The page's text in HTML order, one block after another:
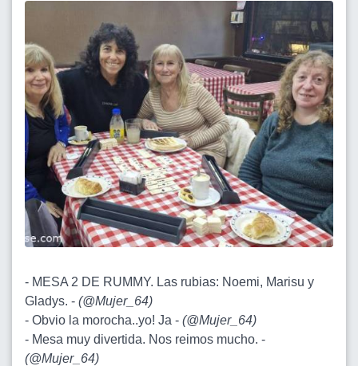
- MESA 2 DE RUMMY. Las rubias: Noemi, Marisu y
Gladys. - (@Mujer_64)
- Obvio la morocha..yo! Ja - (@Mujer_64)
- Mesa muy divertida. Nos reimos mucho. -
(@Mujer_64)